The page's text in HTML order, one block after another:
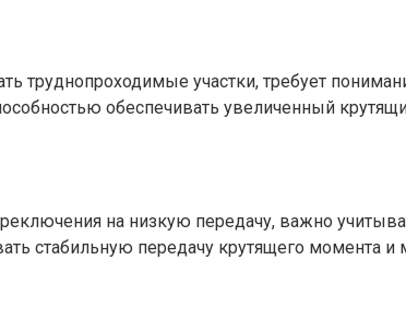
труднопроходимые участки, требует
обеспечивать увеличенный
на низкую передачу, важно
стабильную передачу крутящего момента